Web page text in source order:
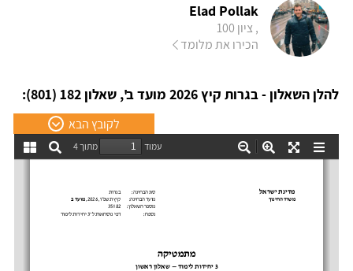
Elad Pollak
, ציון 100
הכירו את מלומד
להלן השאלון - בגרות קיץ 2026 מועד ב', שאלון 182 (801):
לקובץ הבא